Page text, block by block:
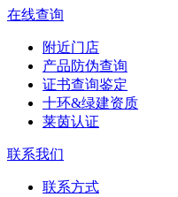
在线查询
附近门店
产品防伪查询
证书查询鉴定
十环&绿建资质
莱茵认证
联系我们
联系方式